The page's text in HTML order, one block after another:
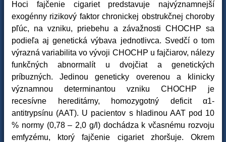
Hoci fajčenie cigariet predstavuje najvýznamnejší
exogénny rizikový faktor chronickej obstrukčnej choroby
pľúc, na vzniku, priebehu a závažnosti CHOCHP sa
podieľa aj genetická výbava jednotlivca. Svedčí o tom
výrazná variabilita vo vývoji CHOCHP u fajčiarov, nálezy
funkčných abnormalít u dvojčiat a genetických
príbuzných. Jedinou geneticky overenou a klinicky
významnou determinantou vzniku CHOCHP je
recesívne hereditárny, homozygotný deficit α1-
antitrypsínu (AAT). U pacientov s hladinou AAT pod 10
% normy (0,78 – 2,0 g/l) dochádza k včasnému rozvoju
emfyzému, ktorý fajčenie cigariet zhoršuje. Okrem